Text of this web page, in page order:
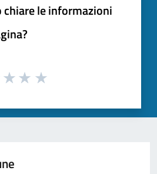
chiare le informazioni